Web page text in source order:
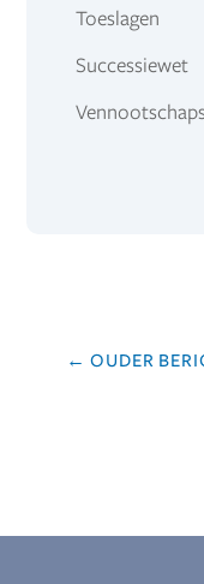
Toeslagen
Successiewet
← OUDER